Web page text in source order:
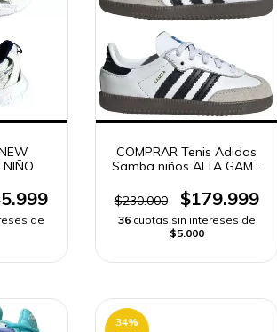
de
COMPRAR Tenis Adidas
Samba niños ALTA GAMA
$230.000
$179.999
36 cuotas sin intereses de
$5.000
34%